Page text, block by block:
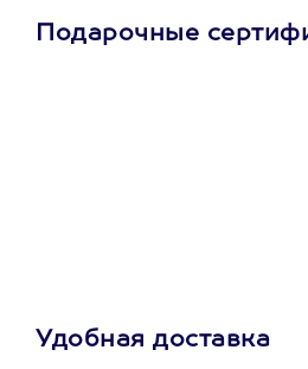
Подарочные
Удобная доставка